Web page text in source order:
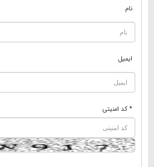
نام
ایمیل
* کد امنیتی